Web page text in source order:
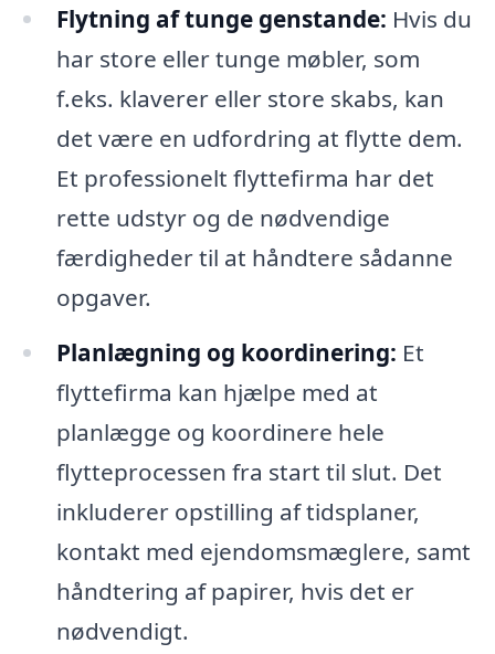
Flytning af tunge genstande: Hvis du
har store eller tunge møbler, som
f.eks. klaverer eller store skabs, kan
det være en udfordring at flytte dem.
Et professionelt flyttefirma har det
rette udstyr og de nødvendige
færdigheder til at håndtere sådanne
opgaver.
Planlægning og koordinering: Et
flyttefirma kan hjælpe med at
planlægge og koordinere hele
flytteprocessen fra start til slut. Det
inkluderer opstilling af tidsplaner,
kontakt med ejendomsmæglere, samt
håndtering af papirer, hvis det er
nødvendigt.